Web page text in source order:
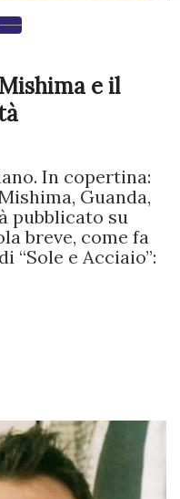
e il
In copertina:
Guanda,
pubblicato su
breve, come fa
“Sole e Acciaio”: